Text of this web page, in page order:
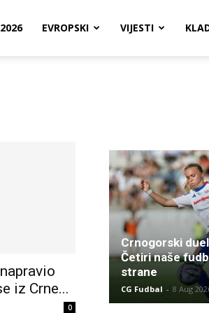
EVROPSKI VIJESTI
iz Crne...
0
Crnogorski
Četiri naše
strane
CG Fudbal - 8 Aug